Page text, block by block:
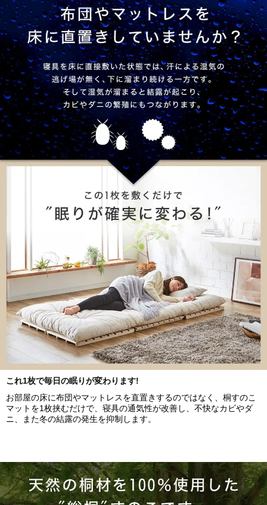
ダブル
クイーン
▼三つ折り檜すのこマット単品のみ
セミシングル
シングル
セミダブル
ダブル
▼三つ折り檜すのこマットと三つ折りポケットコイルマットレス
とのセット
セミシングル
これ1枚で毎日の眠りが変わります!
お部屋の床に布団やマットレスを直置きするのではなく、桐すのこ
マットを1枚挟むだけで、寝具の通気性が改善し、不快なカビやダ
ニ、また冬の結露の発生を抑制します。